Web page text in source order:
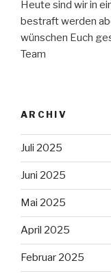
Heute sind wir in
bestraft werden
wünschen Euch
Team
ARCHIV
Juli 2025
Juni 2025
Mai 2025
April 2025
Februar 2025